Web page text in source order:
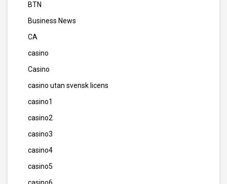
BTN
Business News
CA
casino
Casino
casino utan svensk licens
casino1
casino2
casino3
casino4
casino5